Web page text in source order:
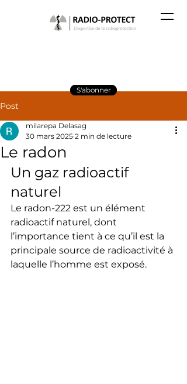
S'abonner
Post
Le radon
milarepa Delasag
30 mars 2025 2 min de lecture
Un gaz radioactif
naturel
Le radon-222 est un élément
radioactif naturel, dont
l’importance tient à ce qu’il est la
principale source de radioactivité à
laquelle l’homme est exposé.